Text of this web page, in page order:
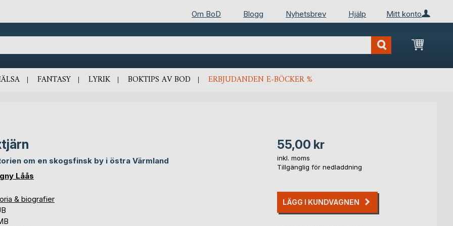
Mitt konto
Om BoD Blogg Nyhetsbrev Hjälp
Min
FANTASY LYRIK BOKTIPS AV BOD ERBJUDANDEN E-BÖCKER %
om en skogsfinsk by i östra Värmland
Låås
& biografier
55,00 kr
inkl. moms
Tillgänglig för nedladdning
LÄGG I KUNDVAGNEN